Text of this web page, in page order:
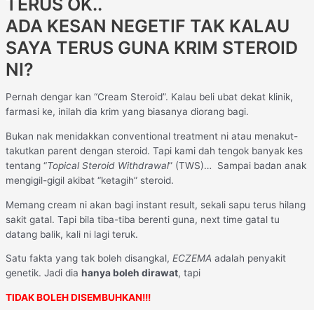
ADA KESAN NEGETIF TAK KALAU
SAYA TERUS GUNA KRIM STEROID
NI?
Pernah dengar kan “Cream Steroid”. Kalau beli ubat dekat klinik,
farmasi ke, inilah dia krim yang biasanya diorang bagi.
Bukan nak menidakkan conventional treatment ni atau menakut-
takutkan parent dengan steroid. Tapi kami dah tengok banyak kes
tentang “Topical Steroid Withdrawal” (TWS)… Sampai badan anak
mengigil-gigil akibat “ketagih” steroid.
Memang cream ni akan bagi instant result, sekali sapu terus hilang
sakit gatal. Tapi bila tiba-tiba berenti guna, next time gatal tu
datang balik, kali ni lagi teruk.
Satu fakta yang tak boleh disangkal, ECZEMA adalah penyakit
genetik. Jadi dia hanya boleh dirawat, tapi
TIDAK BOLEH DISEMBUHKAN!!!